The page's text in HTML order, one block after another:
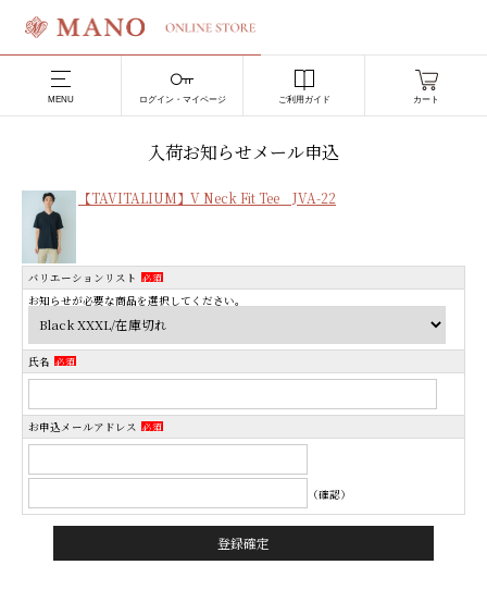
MENU ログイン・マイページ ご利用ガイド カート
入荷お知らせメール申込
【TAVITALIUM】V Neck Fit Tee JVA-22
バリエーションリスト 必須
お知らせが必要な商品を選択してください。
氏名 必須
お申込メールアドレス 必須
（確認）